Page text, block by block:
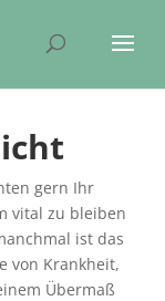
gern Ihr
vital zu bleiben
ist das
von Krankheit,
Übermaß